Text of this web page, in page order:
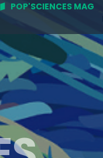
POP'SCIENCES MAG